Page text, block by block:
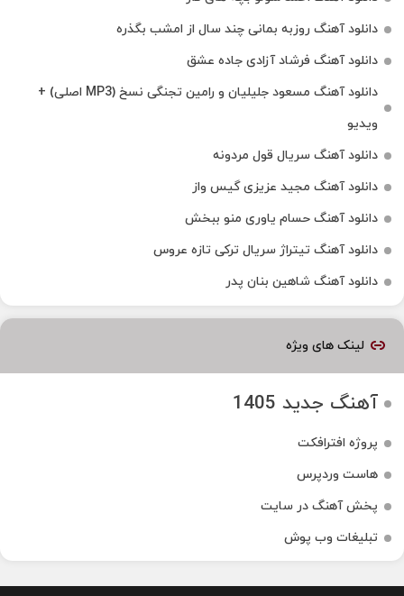
دانلود آهنگ روزبه بمانی چند سال از امشب بگذره
دانلود آهنگ فرشاد آزادی جاده عشق
دانلود آهنگ مسعود جلیلیان و رامین تجنگی نسخ (MP3 اصلی) +
ویدیو
دانلود آهنگ سریال قول مردونه
دانلود آهنگ مجید عزیزی گیس واز
دانلود آهنگ حسام یاوری منو ببخش
دانلود آهنگ تیتراژ سریال ترکی تازه عروس
دانلود آهنگ شاهین بنان پدر
لینک های ویژه
آهنگ جدید 1405
پروژه افترافکت
هاست وردپرس
پخش آهنگ در سایت
تبلیغات وب پوش